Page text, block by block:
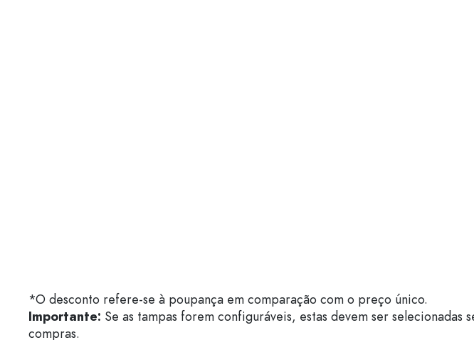
*O desconto refere-se à poupança em comparação com o preço único.
Importante: Se as tampas forem configuráveis, estas devem ser
compras.